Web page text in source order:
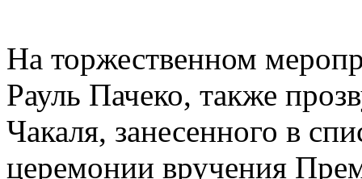
На торжественном
Рауль Пачеко, также
Чакаля, занесенного в
церемонии вручения